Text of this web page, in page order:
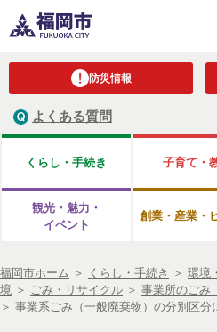
防災情報
よくある質問
くらし・手続き 子育て・
観光・魅力・
イベント
創業・産業・
福岡市ホーム ＞ くらし・手続き ＞ 環境
境 ＞ ごみ・リサイクル ＞ 事業所のごみ
＞ 事業系ごみ（一般廃棄物）の分別区分